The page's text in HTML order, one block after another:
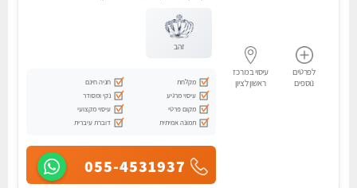
לפרטים
נוספים
עיסוי במרכז
ראשון לציון
זהב
מקלחת
חניה חינם
עיסוי מרגיע
נקי ומסודר
מקום פרטי
עיסוי מקצועי
תמונה אמיתית
דוברת עיברית
055-4531937